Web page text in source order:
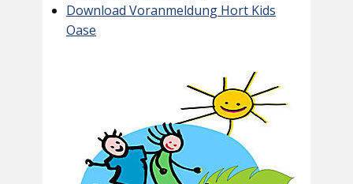
Download Voranmeldung Hort Kids
Oase